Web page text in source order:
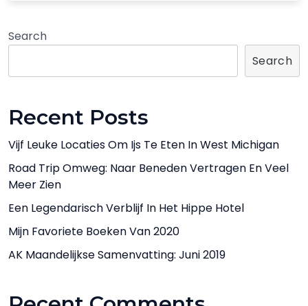
Search
Search
Recent Posts
Vijf Leuke Locaties Om Ijs Te Eten In West Michigan
Road Trip Omweg: Naar Beneden Vertragen En Veel
Meer Zien
Een Legendarisch Verblijf In Het Hippe Hotel
Mijn Favoriete Boeken Van 2020
AK Maandelijkse Samenvatting: Juni 2019